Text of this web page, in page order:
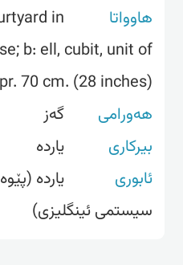
هاوواتا
in
b: ell, cubit, unit of
70 cm. (28 inches)
هەورامی
گەز
بیرکاری
یاردە
ئابوری
یاردە
سیستمی ئینگلیزی)